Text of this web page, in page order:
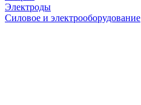
Электроды
Силовое и электрооборудование